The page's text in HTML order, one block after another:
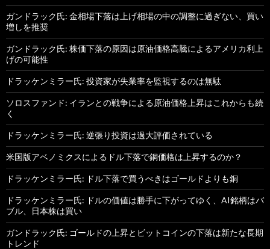
ガンドラック氏: 金相場下落は上げ相場の中の調整に過ぎない、買い
増しを推奨
ガンドラック氏: 株価下落の原因は原油価格高騰によるアメリカ利上
げの可能性
ドラッケンミラー氏: 投資家が失業率を監視するのは無駄
ソロスファンド: イランとの戦争による原油価格上昇はこれからも続
く
ドラッケンミラー氏: 逆張り投資は過大評価されている
米国版アベノミクスによるドル下落で銅価格は上昇するのか？
ドラッケンミラー氏: ドル下落で買うべきはゴールドよりも銅
ドラッケンミラー氏: ドルの価値は勝手に下がってゆく、AI銘柄はバ
ブル、日本株は買い
ガンドラック氏: ゴールドの上昇とビットコインの下落は新たな長期
トレンド